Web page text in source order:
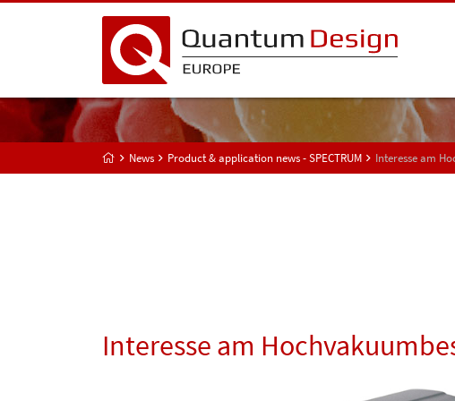
News Product & application news - SPECTRUM Interesse am
Interesse am